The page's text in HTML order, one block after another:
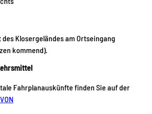
Klosergeländes am Ortseingang
kommend).
Fahrplanauskünfte finden Sie auf der